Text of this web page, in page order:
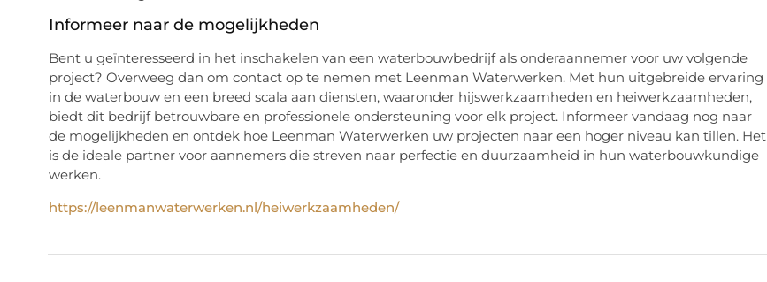
Informeer naar de mogelijkheden
Bent u geïnteresseerd in het inschakelen van een waterbouwbedrijf als onderaannemer voor uw volgende
project? Overweeg dan om contact op te nemen met Leenman Waterwerken. Met hun uitgebreide ervaring
in de waterbouw en een breed scala aan diensten, waaronder hijswerkzaamheden en heiwerkzaamheden,
biedt dit bedrijf betrouwbare en professionele ondersteuning voor elk project. Informeer vandaag nog naar
de mogelijkheden en ontdek hoe Leenman Waterwerken uw projecten naar een hoger niveau kan tillen. Het
is de ideale partner voor aannemers die streven naar perfectie en duurzaamheid in hun waterbouwkundige
werken.
https://leenmanwaterwerken.nl/heiwerkzaamheden/